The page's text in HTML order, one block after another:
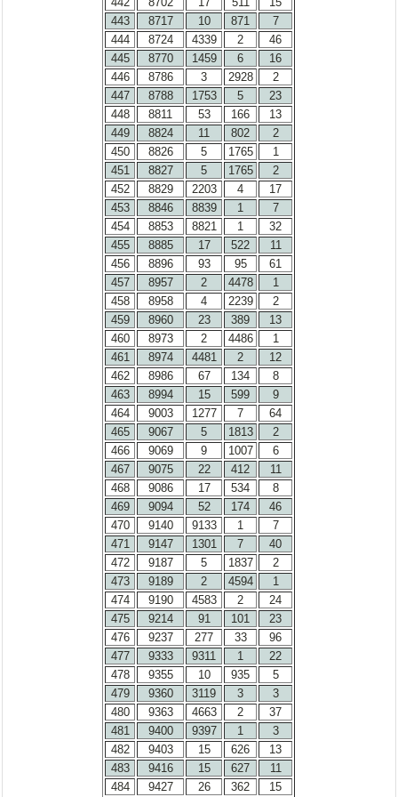
443
8717 10 871
7
444
8724 4339 2
46
445
8770 1459 6
16
446
8786 3 2928
2
447
8788 1753 5
23
448
8811 53 166
13
449
8824 11 802
2
450
8826 5 1765
1
451
8827 5 1765
2
452
8829 2203 4
17
453
8846 8839 1
7
454
8853 8821 1
32
455
8885 17 522
11
456
8896 93 95
61
457
8957 2 4478
1
458
8958 4 2239
2
459
8960 23 389
13
460
8973 2 4486
1
461
8974 4481 2
12
462
8986 67 134
8
463
8994 15 599
9
464
9003 1277 7
64
465
9067 5 1813
2
466
9069 9 1007
6
467
9075 22 412
11
468
9086 17 534
8
469
9094 52 174
46
470
9140 9133 1
7
471
9147 1301 7
40
472
9187 5 1837
2
473
9189 2 4594
1
474
9190 4583 2
24
475
9214 91 101
23
476
9237 277 33
96
477
9333 9311 1
22
478
9355 10 935
5
479
9360 3119 3
3
480
9363 4663 2
37
481
9400 9397 1
3
482
9403 15 626
13
483
9416 15 627
11
484
9427 26 362 15